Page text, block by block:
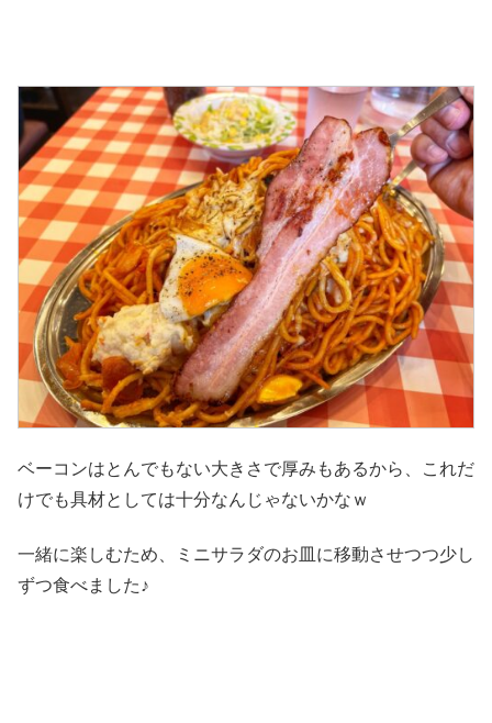
ベーコンはとんでもない大きさで厚みもあるから、これだ
けでも具材としては十分なんじゃないかなｗ
一緒に楽しむため、ミニサラダのお皿に移動させつつ少し
ずつ食べました♪